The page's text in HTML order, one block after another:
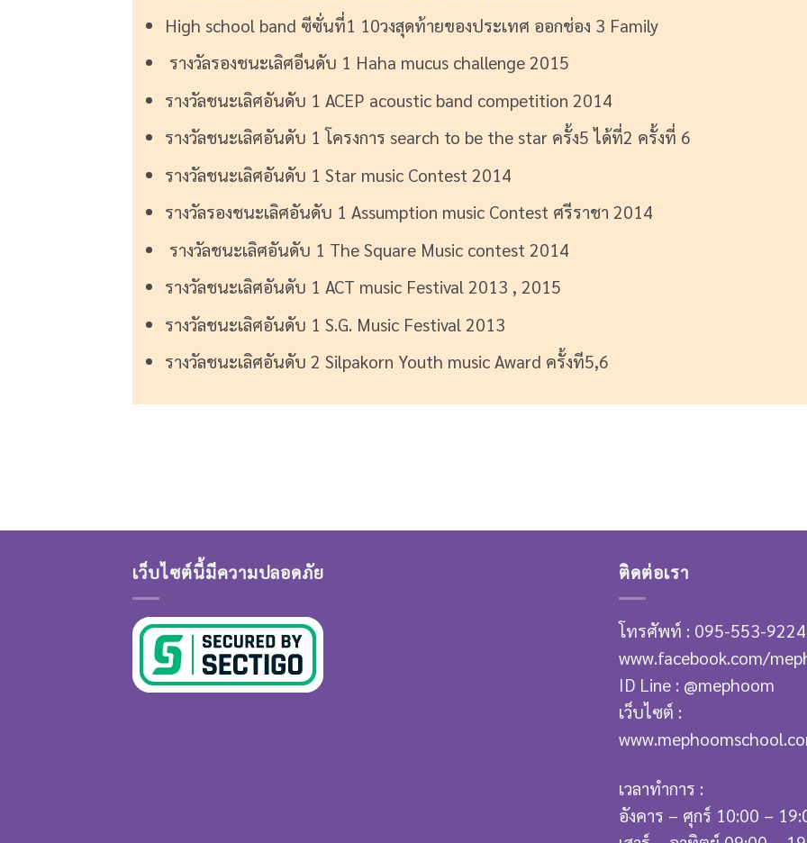
High school band ซีซั่นที่1 10วงสุดท้ายของประเทศ ออกช่อง 3 Family
รางวัลรองชนะเลิศอีนดับ 1 Haha mucus challenge 2015
รางวัลชนะเลิศอันดับ 1 ACEP acoustic band competition 2014
รางวัลชนะเลิศอันดับ 1 โครงการ search to be the star ครั้ง5 ได้ที่2 ครั้งที่ 6
รางวัลชนะเลิศอันดับ 1 Star music Contest 2014
รางวัลรองชนะเลิศอันดับ 1 Assumption music Contest ศรีราชา 2014
รางวัลชนะเลิศอันดับ 1 The Square Music contest 2014
รางวัลชนะเลิศอันดับ 1 ACT music Festival 2013 , 2015
รางวัลชนะเลิศอันดับ 1 S.G. Music Festival 2013
รางวัลชนะเลิศอันดับ 2 Silpakorn Youth music Award ครั้งที5,6
เว็บไซต์นี้มีความปลอดภัย ติดต่อเรา
โทรศัพท์ : 095-553-9224
www.facebook.com/
ID Line : @mephoom
เว็บไซต์ :
เวลาทำการ :
อังคาร – ศุกร์ 10:00 –